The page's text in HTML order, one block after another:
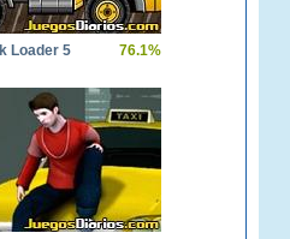
Loader 5 76.1%